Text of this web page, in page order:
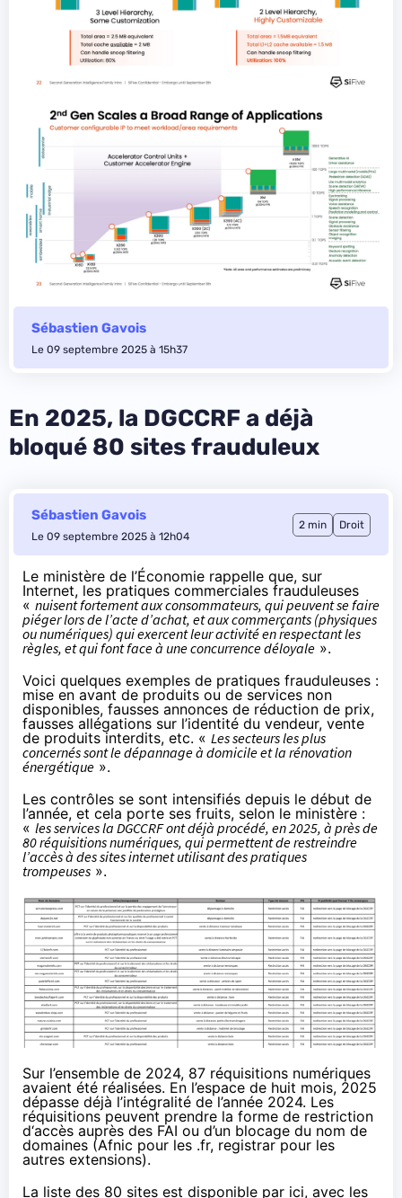
Sébastien Gavois
Le 09 septembre 2025 à 15h37
En 2025, la DGCCRF a déjà
bloqué 80 sites frauduleux
Sébastien Gavois
Le 09 septembre 2025 à 12h04
2 min Droit
Le ministère de l’Économie rappelle que, sur
Internet, les pratiques commerciales frauduleuses
« nuisent fortement aux consommateurs, qui peuvent se faire
piéger lors de l’acte d’achat, et aux commerçants (physiques
ou numériques) qui exercent leur activité en respectant les
règles, et qui font face à une concurrence déloyale ».
Voici quelques exemples de pratiques frauduleuses :
mise en avant de produits ou de services non
disponibles, fausses annonces de réduction de prix,
fausses allégations sur l’identité du vendeur, vente
de produits interdits, etc. « Les secteurs les plus
concernés sont le dépannage à domicile et la rénovation
énergétique ».
Les contrôles se sont intensifiés depuis le début de
l’année, et cela porte ses fruits, selon le ministère :
« les services la DGCCRF ont déjà procédé, en 2025, à près de
80 réquisitions numériques, qui permettent de restreindre
l’accès à des sites internet utilisant des pratiques
trompeuses ».
Sur l’ensemble de 2024, 87 réquisitions numériques
avaient été réalisées. En l’espace de huit mois, 2025
dépasse déjà l’intégralité de l’année 2024. Les
réquisitions peuvent prendre la forme de restriction
d‘accès auprès des FAI ou d’un blocage du nom de
domaines (Afnic pour les .fr, registrar pour les
autres extensions).
La liste des 80 sites est disponible par ici, avec les